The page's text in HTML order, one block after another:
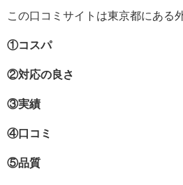
この口コミサイトは東京都にある
①コスパ
②対応の良さ
③実績
④口コミ
⑤品質